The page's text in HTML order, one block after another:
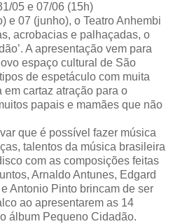
05 e 07/06 (15h)
e 07 (junho), o Teatro Anhembi
acrobacias e palhaçadas, o
A apresentação vem para
espaço cultural de São
de espetáculo com muita
cartaz atração para o
papais e mamães que não
que é possível fazer música
talentos da música brasileira
com as composições feitas
Arnaldo Antunes, Edgard
Antonio Pinto brincam de ser
ao apresentarem as 14
álbum Pequeno Cidadão.